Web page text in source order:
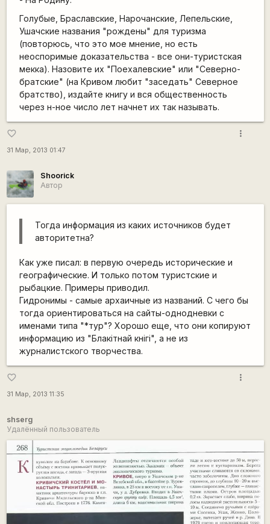
Голубые, Браславские, Нарочанские, Лепельские,
Ушачские названия "рождены" для туризма
(повторюсь, что это мое мнение, но есть
неоспоримые доказательства - все они-туристская
мекка). Назовите их "Поехалевские" или "Северно-
братские" (на Кривом любит "заседать" Северное
братство), издайте книгу и вся общественность
через н-ное число лет начнет их так называть.
favorite_border
31 Мар, 2013 01:47
more_vert
Shoorick
Автор
Тогда информация из каких источников будет
авторитетна?
Как уже писал: в первую очередь исторические и
географические. И только потом туристские и
рыбацкие. Примеры приводил.
Гидронимы - самые архаичные из названий. С чего бы
тогда ориентироваться на сайты-однодневки с
именами типа "*тур"? Хорошо еще, что они копируют
информацию из "Блакiтнай кнiгi", а не из
журналистского творчества.
favorite_border
31 Мар, 2013 11:35
more_vert
shserg
Удалённый пользователь